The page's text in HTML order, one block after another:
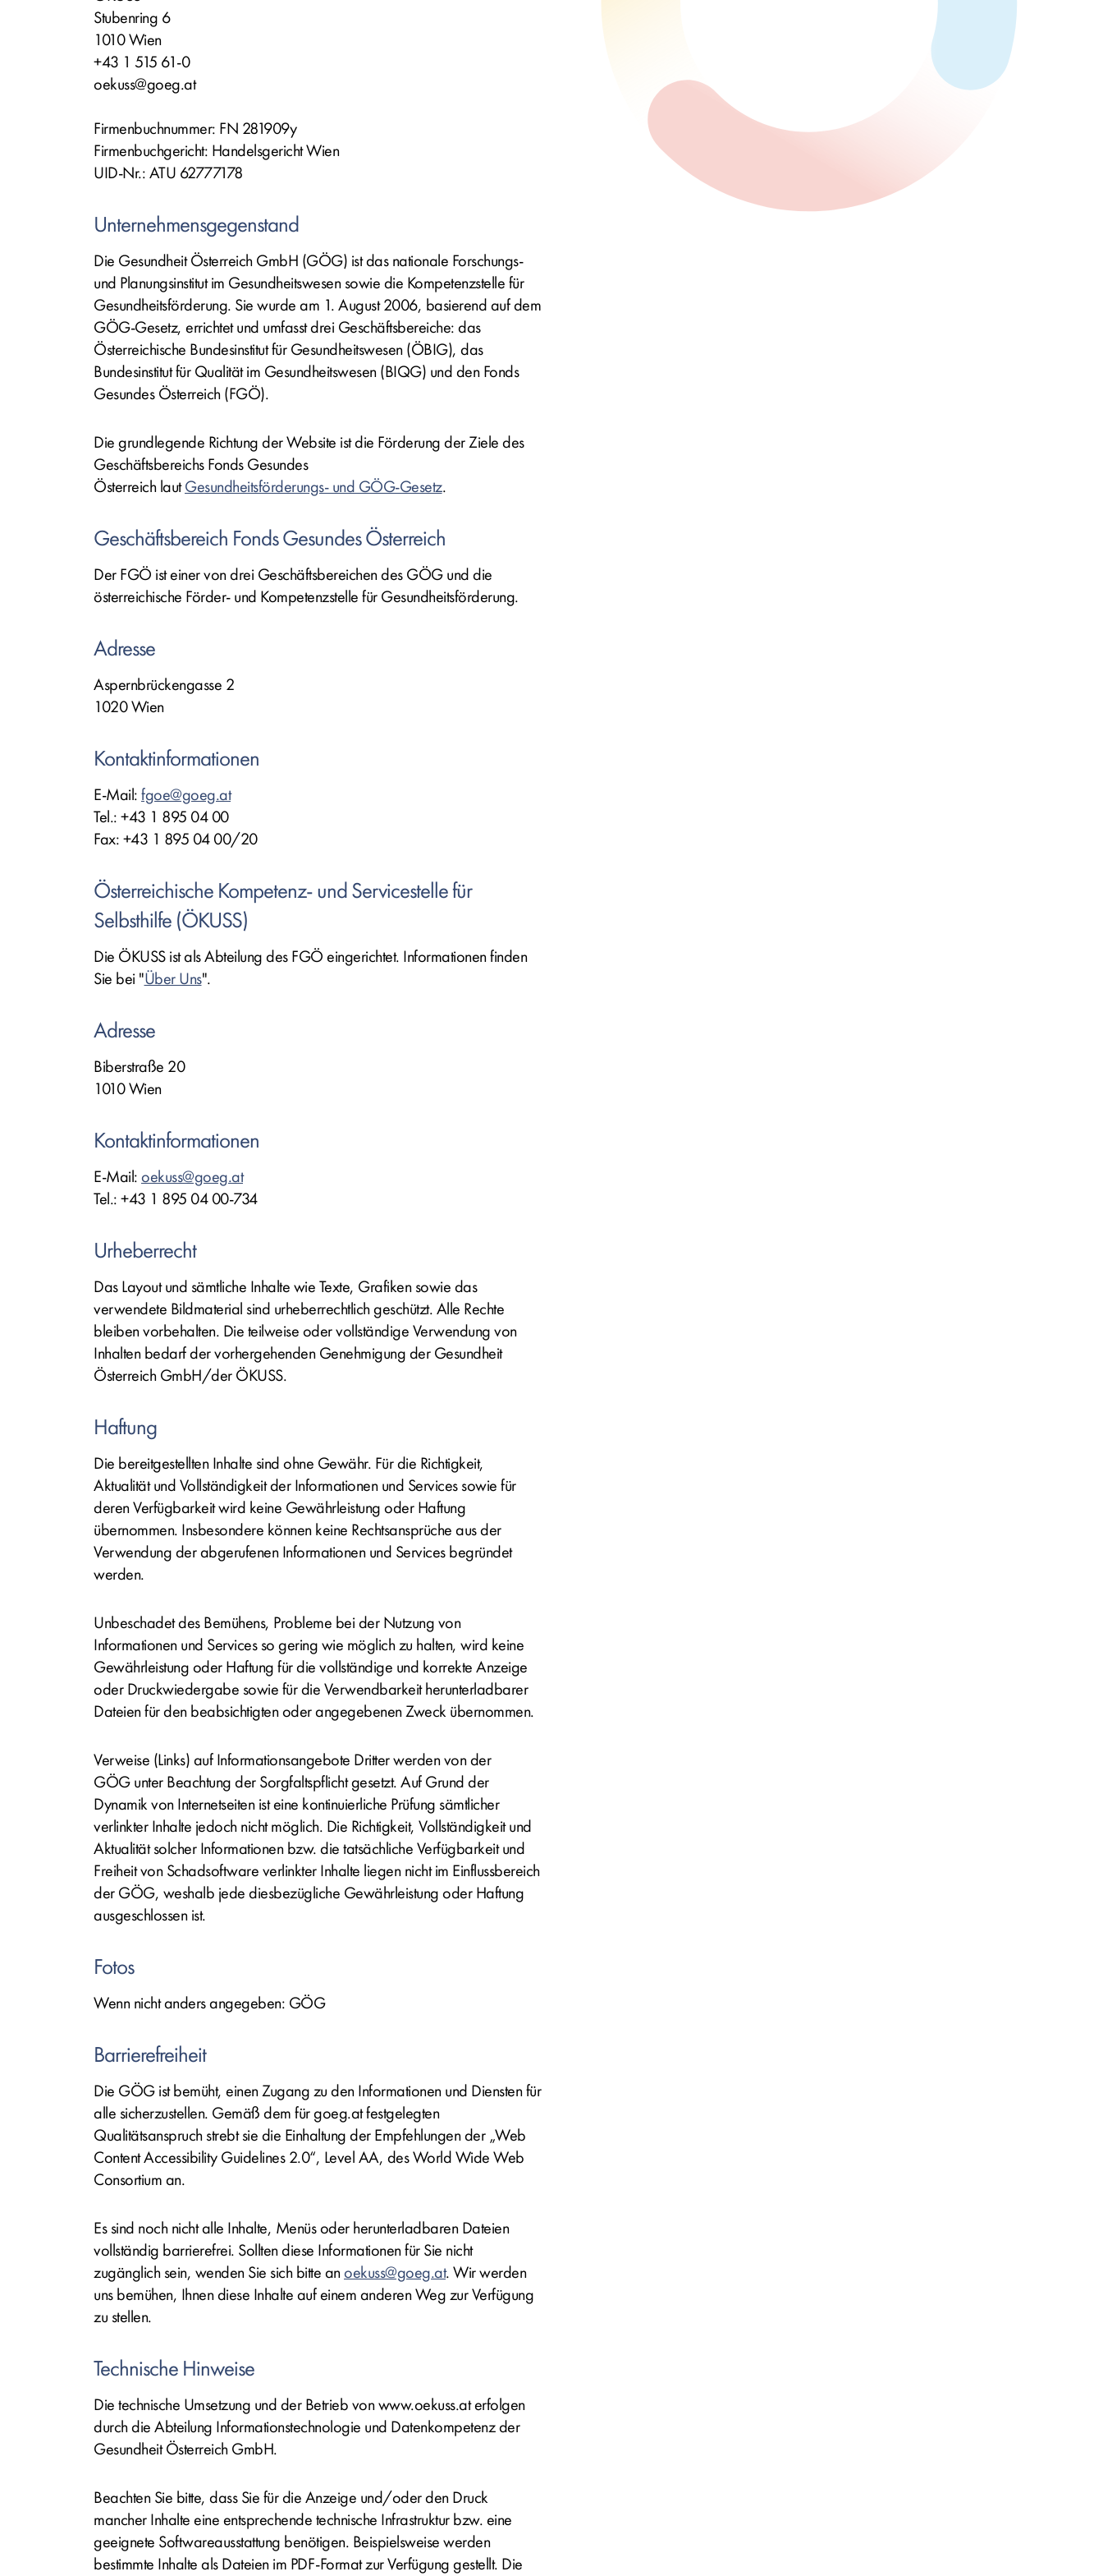
Stubenring 6
1010 Wien
+43 1 515 61-0
oekuss@goeg.at
Firmenbuchnummer: FN 281909y
Firmenbuchgericht: Handelsgericht Wien
UID-Nr.: ATU 62777178
Unternehmensgegenstand
Die Gesundheit Österreich GmbH (GÖG) ist das nationale Forschungs-
und Planungsinstitut im Gesundheitswesen sowie die Kompetenzstelle für
Gesundheitsförderung. Sie wurde am 1. August 2006, basierend auf dem
GÖG-Gesetz, errichtet und umfasst drei Geschäftsbereiche: das
Österreichische Bundesinstitut für Gesundheitswesen (ÖBIG), das
Bundesinstitut für Qualität im Gesundheitswesen (BIQG) und den Fonds
Gesundes Österreich (FGÖ).
Die grundlegende Richtung der Website ist die Förderung der Ziele des
Geschäftsbereichs Fonds Gesundes
Österreich lautGesundheitsförderungs- und GÖG-Gesetz.
Geschäftsbereich Fonds Gesundes Österreich
Der FGÖ ist einer von drei Geschäftsbereichen des GÖG und die
österreichische Förder- und Kompetenzstelle für Gesundheitsförderung.
Adresse
Aspernbrückengasse 2
1020 Wien
Kontaktinformationen
E-Mail: fgoe@goeg.at
Tel.: +43 1 895 04 00
Fax: +43 1 895 04 00/20
Österreichische Kompetenz- und Servicestelle für
Selbsthilfe (ÖKUSS)
Die ÖKUSS ist als Abteilung des FGÖ eingerichtet. Informationen finden
Sie bei "Über Uns".
Adresse
Biberstraße 20
1010 Wien
Kontaktinformationen
E-Mail: oekuss@goeg.at
Tel.: +43 1 895 04 00-734
Urheberrecht
Das Layout und sämtliche Inhalte wie Texte, Grafiken sowie das
verwendete Bildmaterial sind urheberrechtlich geschützt. Alle Rechte
bleiben vorbehalten. Die teilweise oder vollständige Verwendung von
Inhalten bedarf der vorhergehenden Genehmigung der Gesundheit
Österreich GmbH/der ÖKUSS.
Haftung
Die bereitgestellten Inhalte sind ohne Gewähr. Für die Richtigkeit,
Aktualität und Vollständigkeit der Informationen und Services sowie für
deren Verfügbarkeit wird keine Gewährleistung oder Haftung
übernommen. Insbesondere können keine Rechtsansprüche aus der
Verwendung der abgerufenen Informationen und Services begründet
werden.
Unbeschadet des Bemühens, Probleme bei der Nutzung von
Informationen und Services so gering wie möglich zu halten, wird keine
Gewährleistung oder Haftung für die vollständige und korrekte Anzeige
oder Druckwiedergabe sowie für die Verwendbarkeit herunterladbarer
Dateien für den beabsichtigten oder angegebenen Zweck übernommen.
Verweise (Links) auf Informationsangebote Dritter werden von der
GÖG unter Beachtung der Sorgfaltspflicht gesetzt. Auf Grund der
Dynamik von Internetseiten ist eine kontinuierliche Prüfung sämtlicher
verlinkter Inhalte jedoch nicht möglich. Die Richtigkeit, Vollständigkeit und
Aktualität solcher Informationen bzw. die tatsächliche Verfügbarkeit und
Freiheit von Schadsoftware verlinkter Inhalte liegen nicht im Einflussbereich
der GÖG, weshalb jede diesbezügliche Gewährleistung oder Haftung
ausgeschlossen ist.
Fotos
Wenn nicht anders angegeben: GÖG
Barrierefreiheit
Die GÖG ist bemüht, einen Zugang zu den Informationen und Diensten für
alle sicherzustellen. Gemäß dem für goeg.at festgelegten
Qualitätsanspruch strebt sie die Einhaltung der Empfehlungen der „Web
Content Accessibility Guidelines 2.0“, Level AA, des World Wide Web
Consortium an.
Es sind noch nicht alle Inhalte, Menüs oder herunterladbaren Dateien
vollständig barrierefrei. Sollten diese Informationen für Sie nicht
zugänglich sein, wenden Sie sich bitte anoekuss@goeg.at. Wir werden
uns bemühen, Ihnen diese Inhalte auf einem anderen Weg zur Verfügung
zu stellen.
Technische Hinweise
Die technische Umsetzung und der Betrieb von www.oekuss.at erfolgen
durch die Abteilung Informationstechnologie und Datenkompetenz der
Gesundheit Österreich GmbH.
Beachten Sie bitte, dass Sie für die Anzeige und/oder den Druck
mancher Inhalte eine entsprechende technische Infrastruktur bzw. eine
geeignete Softwareausstattung benötigen. Beispielsweise werden
bestimmte Inhalte als Dateien im PDF-Format zur Verfügung gestellt. Die